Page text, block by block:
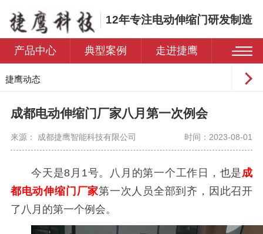
12年专注电动伸缩门研发制造
产品中心 典型案例 走进捷鹰
捷鹰动态
成都电动伸缩门厂家八月第一次例会
来源： 成都捷鹰智能科技有限公司 时间：2023-08-01
今天是8月1号。八月的第一个工作日，也是成
都电动伸缩门厂家第一次人员全部到齐，因此召开
了八月的第一个例会。